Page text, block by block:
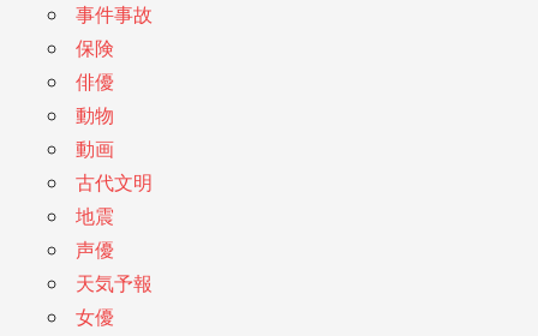
事件事故
保険
俳優
動物
動画
古代文明
地震
声優
天気予報
女優